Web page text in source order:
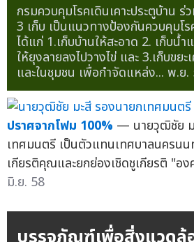
กรมควบคุมโรคเดินเคาะประตูบ้าน
3 เก็บ เป็นแนวทางป้องกันควบคุมโร
ได้แก่ 1.เก็บบ้านให้สะอาด 2. เก็บน้
ให้ยุงลายลงไปวางไข่ และ 3.เก็บขย
และในชุมชน เพื่อกำจัดแหล่ง... พ.ย.
ปราศจากโฟม 100% — นายวุฒิชัย ม
เทศมนตรี เป็นตัวแทนเทศบาลนครนน
เกียรติคุณและยกย่องเชิดชูเกียรติ "อ
มิ.ย. 58